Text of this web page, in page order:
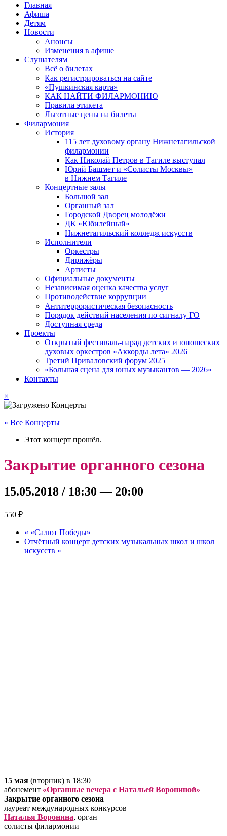
Главная
Афиша
Детям
Новости
Анонсы
Изменения в афише
Слушателям
Всё о билетах
Как регистрироваться на сайте
«Пушкинская карта»
КАК НАЙТИ ФИЛАРМОНИЮ
Правила этикета
Льготные цены на билеты
Филармония
История
115 лет духовому органу Нижнетагильской
филармонии
Как Николай Петров в Тагиле выступал
Юрий Башмет и «Солисты Москвы»
в Нижнем Тагиле
Концертные залы
Большой зал
Органный зал
Городской Дворец молодёжи
ДК «Юбилейный»
Нижнетагильский колледж искусств
Исполнители
Оркестры
Дирижёры
Артисты
Официальные документы
Независимая оценка качества услуг
Противодействие коррупции
Антитеррористическая безопасность
Порядок действий населения по сигналу ГО
Доступная среда
Проекты
Открытый фестиваль-парад детских и юношеских
духовых оркестров «Аккорды лета» 2026
Третий Приваловский форум 2025
«Большая сцена для юных музыкантов — 2026»
Контакты
×
« Все Концерты
Этот концерт прошёл.
Закрытие органного сезона
15.05.2018 / 18:30 — 20:00
550 ₽
« «Салют Победы»
Отчётный концерт детских музыкальных школ и школ
искусств »
15 мая (вторник) в 18:30
абонемент «Органные вечера с Натальей Ворониной»
Закрытие органного сезона
лауреат международных конкурсов
Наталья Воронина, орган
солисты филармонии